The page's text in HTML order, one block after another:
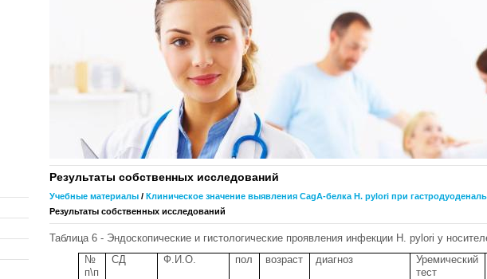
Результаты собственных исследований
Учебные материалы / Клиническое значение выявления CagA-белка H. pylori при
Результаты собственных исследований
Таблица 6 - Эндоскопические и гистологические проявления инфекции H. pylori у
№
п\п
СД Ф.И.О. пол возраст диагноз
Уремический
тест